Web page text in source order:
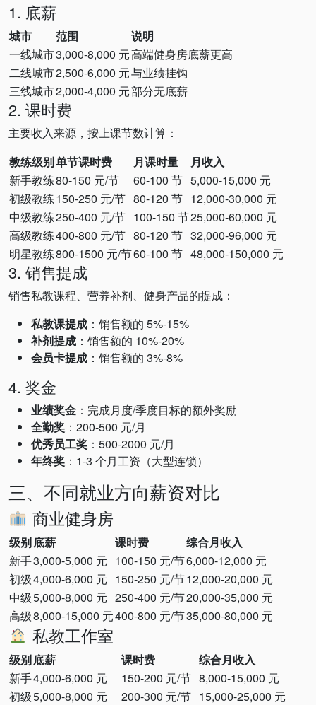
1. 底薪
城市 范围
说明
一线城市3,000-8,000 元高端健身房底薪更高
二线城市2,500-6,000 元与业绩挂钩
三线城市2,000-4,000 元部分无底薪
2. 课时费
主要收入来源，按上课节数计算：
教练级别单节课时费 月课时量
月收入
新手教练80-150 元/节 60-100 节 5,000-15,000 元
初级教练150-250 元/节 80-120 节 12,000-30,000 元
中级教练250-400 元/节 100-150 节25,000-60,000 元
高级教练400-800 元/节 80-120 节 32,000-96,000 元
明星教练800-1500 元/节60-100 节 48,000-150,000 元
3. 销售提成
销售私教课程、营养补剂、健身产品的提成：
私教课提成 ：销售额的 5%-15%
补剂提成 ：销售额的 10%-20%
会员卡提成 ：销售额的 3%-8%
4. 奖金
业绩奖金 ：完成月度/季度目标的额外奖励
全勤奖 ：200-500 元/月
优秀员工奖 ：500-2000 元/月
年终奖 ：1-3 个月工资（大型连锁）
三、不同就业方向薪资对比
商业健身房
级别底薪 课时费
综合月收入
新手3,000-5,000 元 100-150 元/节6,000-12,000 元
初级4,000-6,000 元 150-250 元/节12,000-20,000 元
中级5,000-8,000 元 250-400 元/节20,000-35,000 元
高级8,000-15,000 元400-800 元/节35,000-80,000 元
私教工作室
级别底薪 课时费
综合月收入
新手4,000-6,000 元 150-200 元/节 8,000-15,000 元
初级5,000-8,000 元 200-300 元/节 15,000-25,000 元